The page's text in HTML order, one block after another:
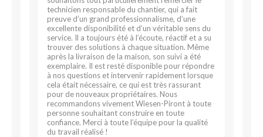
technicien responsable du chantier, qui a fait
preuve d’un grand professionnalisme, d’une
excellente disponibilité et d’un véritable sens du
service. Il a toujours été à l’écoute, réactif et a su
trouver des solutions à chaque situation. Même
après la livraison de la maison, son suivi a été
exemplaire. Il est resté disponible pour répondre
à nos questions et intervenir rapidement lorsque
cela était nécessaire, ce qui est très rassurant
pour de nouveaux propriétaires. Nous
recommandons vivement Wiesen-Piront à toute
personne souhaitant construire en toute
confiance. Merci à toute l’équipe pour la qualité
du travail réalisé !